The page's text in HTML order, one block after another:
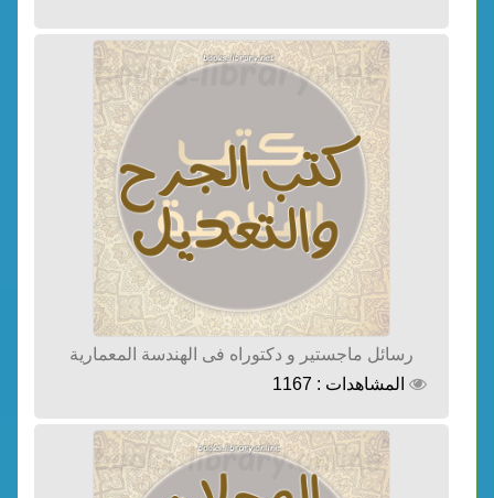
رسائل ماجستير و دكتوراه فى الهندسة المعمارية
المشاهدات : 1167